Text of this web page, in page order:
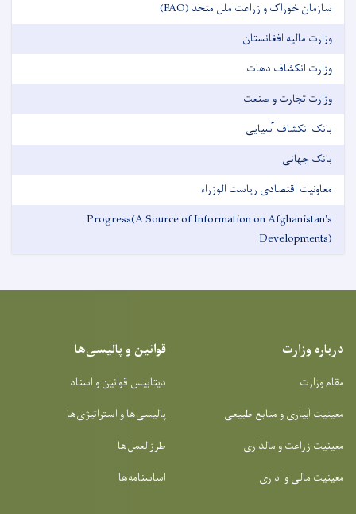
سازمان خوراک و زراعت ملل متحد (FAO)
وزارت مالیه افغانستان
وزارت انکشاف دهات
وزارت تجارت و صنعت
بانک انکشاف آسیایی
بانک جهانی
معاونیت اقتصادی ریاست الوزراء
Progress(A Source of Information on Afghanistan's
Developments)
درباره وزارت
مقام وزارت
معینیت آبیاری و منابع طبیعی
معینیت زراعت و مالداری
معینیت مالی و اداری
قوانین و پالیسی‌ها
دیتابیس قوانین و اسناد
پالیسی‌ها و استراتیژی‌ها
طرزالعمل‌ها
اساسنامه‌ها